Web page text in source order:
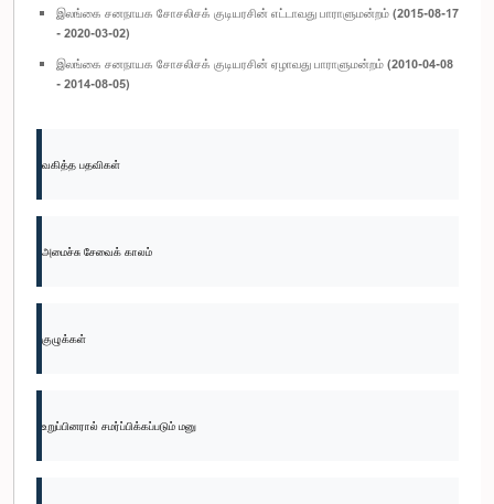
இலங்கை சனநாயக சோசலிசக் குடியரசின் எட்டாவது பாராளுமன்றம் (2015-08-17
- 2020-03-02)
இலங்கை சனநாயக சோசலிசக் குடியரசின் ஏழாவது பாராளுமன்றம் (2010-04-08
- 2014-08-05)
வகித்த பதவிகள்
அமைச்சு சேவைக் காலம்
குழுக்கள்
உறுப்பினரால் சமர்ப்பிக்கப்படும் மனு